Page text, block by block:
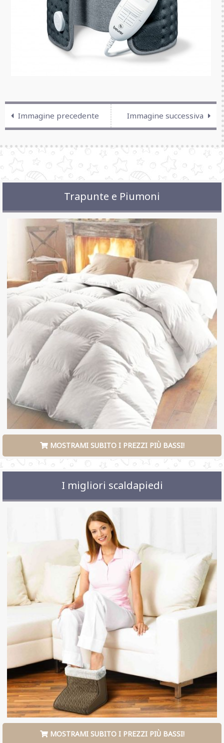
Immagine precedente Immagine successiva
Trapunte e Piumoni
MOSTRAMI SUBITO I PREZZI PIÙ BASSI!
I migliori scaldapiedi
MOSTRAMI SUBITO I PREZZI PIÙ BASSI!